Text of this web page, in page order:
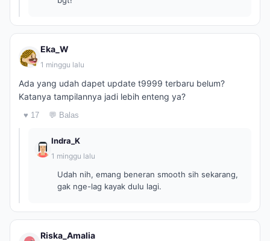
Eka_W
1 minggu lalu
Ada yang udah dapet update t9999 terbaru belum?
Katanya tampilannya jadi lebih enteng ya?
♥ 17 💬 Balas
Indra_K
1 minggu lalu
Udah nih, emang beneran smooth sih sekarang,
gak nge-lag kayak dulu lagi.
Riska_Amalia